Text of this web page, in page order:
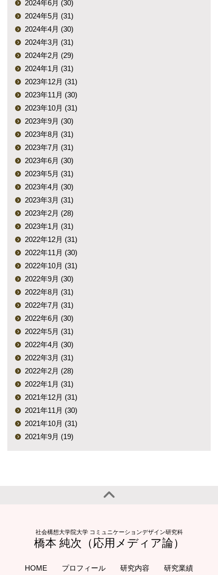
2024年6月 (30)
2024年5月 (31)
2024年4月 (30)
2024年3月 (31)
2024年2月 (29)
2024年1月 (31)
2023年12月 (31)
2023年11月 (30)
2023年10月 (31)
2023年9月 (30)
2023年8月 (31)
2023年7月 (31)
2023年6月 (30)
2023年5月 (31)
2023年4月 (30)
2023年3月 (31)
2023年2月 (28)
2023年1月 (31)
2022年12月 (31)
2022年11月 (30)
2022年10月 (31)
2022年9月 (30)
2022年8月 (31)
2022年7月 (31)
2022年6月 (30)
2022年5月 (31)
2022年4月 (30)
2022年3月 (31)
2022年2月 (28)
2022年1月 (31)
2021年12月 (31)
2021年11月 (30)
2021年10月 (31)
2021年9月 (19)
社会構想大学院大学 コミュニケーションデザイン研究科
橋本 純次（応用メディア論）
HOME プロフィール 研究内容 研究業績